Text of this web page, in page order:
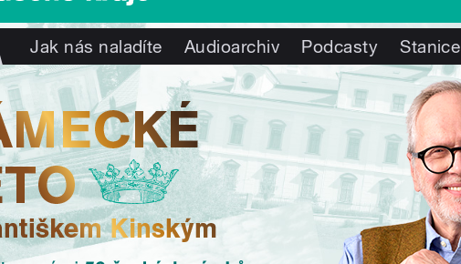
Jak nás naladíte Audioarchiv Podcasty Stanice